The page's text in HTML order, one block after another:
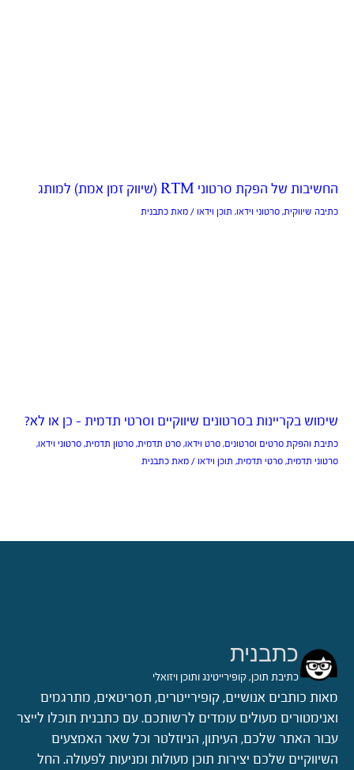
החשיבות של הפקת סרטוני RTM (שיווק זמן אמת) למותג
כתיבה שיווקית, סרטוני וידאו, תוכן וידאו / מאת כתבנית
שימוש בקריינות בסרטונים שיווקיים וסרטי תדמית – כן או לא?
כתיבת והפקת סרטים וסרטונים, סרט וידאו, סרט תדמית, סרטון תדמית, סרטוני וידאו,
סרטוני תדמית, סרטי תדמית, תוכן וידאו / מאת כתבנית
כתבנית
כתיבת תוכן, קופירייטינג ותוכן ויזואלי
מאות כותבים אנושיים, קופירייטרים, תסריטאים, מתרגמים
ואנימטורים מעולים עומדים לרשותכם. עם כתבנית תוכלו לייצר
עבור האתר שלכם, העיתון, הניוזלטר וכל שאר האמצעים
השיווקיים שלכם יצירות תוכן מעולות ומניעות לפעולה. החל